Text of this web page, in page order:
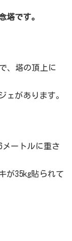
塔です。
、塔の頂上に
ェがあります。
メートルに重さ
が35kg貼られて